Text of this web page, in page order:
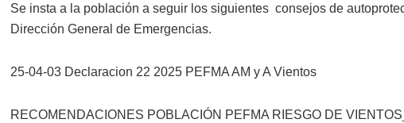
Se insta a la población a seguir los siguientes consejos de
Dirección General de Emergencias.
25-04-03 Declaracion 22 2025 PEFMA AM y A Vientos
RECOMENDACIONES POBLACIÓN PEFMA RIESGO DE VIENTOS_